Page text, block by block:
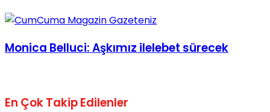
Monica Belluci: Aşkımız ilelebet sürecek
En Çok Takip Edilenler